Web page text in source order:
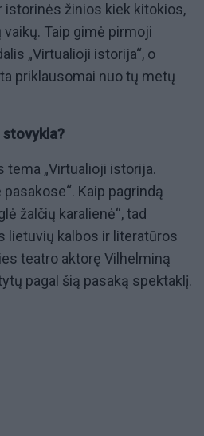
istorinės žinios kiek kitokios,
Taip gimė pirmoji
„Virtualioji istorija“, o
priklausomai nuo tų metų
stovykla?
„Virtualioji istorija.
Kaip pagrindą
žalčių karalienė“, tad
lietuvių kalbos ir literatūros
teatro aktorę Vilhelminą
pagal šią pasaką spektaklį.